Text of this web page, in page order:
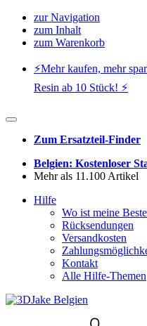
zur Navigation
zum Inhalt
zum Warenkorb
⚡️Mehr kaufen, mehr
Resin ab 10 Stück! ⚡️
Zum Ersatzteil-Finder
Belgien: Kostenloser
Mehr als 11.100 Artikel
Hilfe
Wo ist meine
Rücksendungen
Versandkosten
Kontakt
Alle Hilfe-Themen